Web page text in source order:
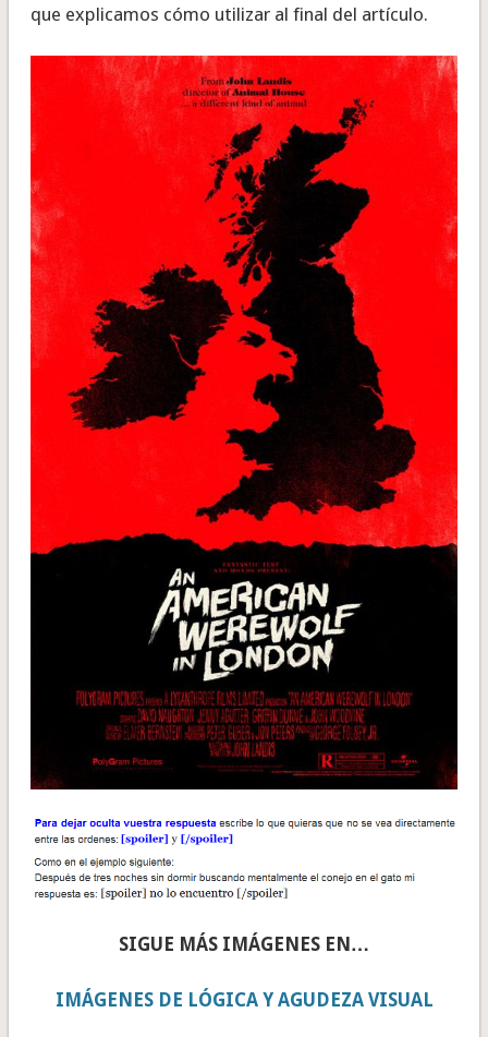
que explicamos cómo utilizar al final del artículo.
SIGUE MÁS IMÁGENES EN…
IMÁGENES DE LÓGICA Y AGUDEZA VISUAL